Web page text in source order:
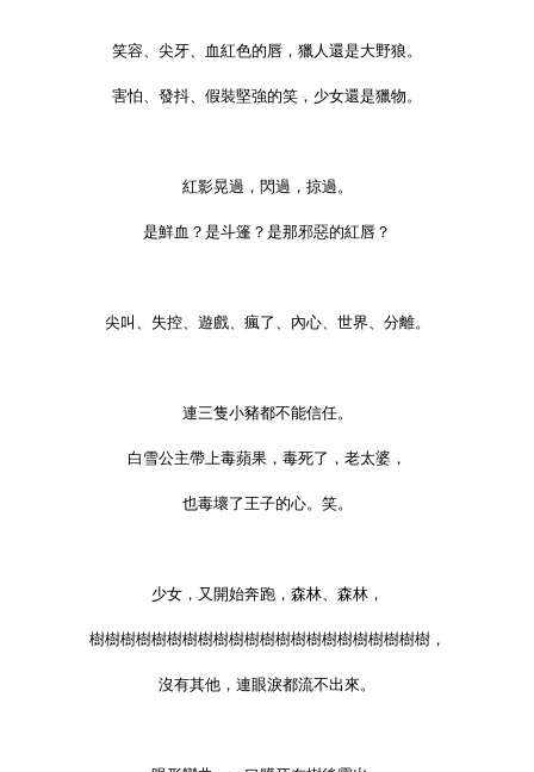
笑容、尖牙、血紅色的唇，獵人還是大野狼。
害怕、發抖、假裝堅強的笑，少女還是獵物。
紅影晃過，閃過，掠過。
是鮮血？是斗篷？是那邪惡的紅唇？
尖叫、失控、遊戲、瘋了、內心、世界、分離。
連三隻小豬都不能信任。
白雪公主帶上毒蘋果，毒死了，老太婆，
也毒壞了王子的心。笑。
少女，又開始奔跑，森林、森林，
樹樹樹樹樹樹樹樹樹樹樹樹樹樹樹樹樹樹樹樹樹樹，
沒有其他，連眼淚都流不出來。